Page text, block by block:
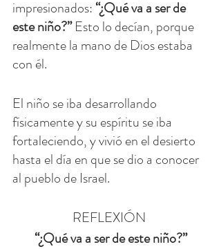
impresionados: “¿Qué va a ser de
este niño?” Esto lo decían, porque
realmente la mano de Dios estaba
con él.
El niño se iba desarrollando
físicamente y su espíritu se iba
fortaleciendo, y vivió en el desierto
hasta el día en que se dio a conocer
al pueblo de Israel.
REFLEXIÓN
“¿Qué va a ser de este niño?”